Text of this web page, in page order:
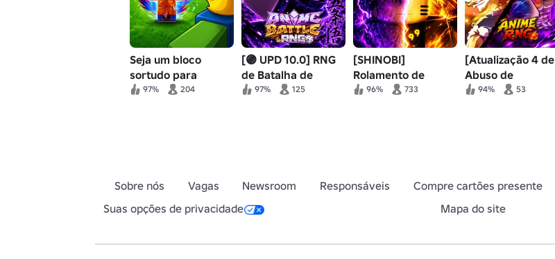
Seja um bloco
sortudo para
anime!
97% 204
[🟣 UPD 10.0] RNG
de Batalha de
Anime
97% 125
[SHINOBI]
Rolamento de
Anime🎲
96% 733
[Atualização 4 de
Abuso de
Administrador]
94% 53
Sobre nós Vagas Newsroom Responsáveis Compre cartões presente
Suas opções de privacidade
Mapa do site